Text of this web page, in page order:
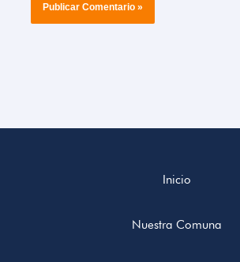
Inicio
Nuestra Comuna